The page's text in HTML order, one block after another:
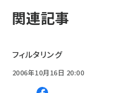
関連記事
フィルタリング
2006年10月16日 20:00